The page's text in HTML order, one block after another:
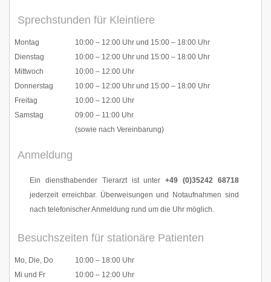
Sprechstunden für Kleintiere
Montag
10:00 – 12:00 Uhr und 15:00 – 18:00 Uhr
Dienstag
10:00 – 12:00 Uhr und 15:00 – 18:00 Uhr
Mittwoch
10:00 – 12:00 Uhr
Donnerstag
10:00 – 12:00 Uhr und 15:00 – 18:00 Uhr
Freitag
10:00 – 12:00 Uhr
Samstag
09:00 – 11:00 Uhr
(sowie nach Vereinbarung)
Anmeldung
Ein diensthabender Tierarzt ist unter+49 (0)35242 68718
jederzeit erreichbar. Überweisungen und Notaufnahmen sind
nach telefonischer Anmeldung rund um die Uhr möglich.
Besuchszeiten für stationäre Patienten
Mo, Die, Do
10:00 – 18:00 Uhr
Mi und Fr
10:00 – 12:00 Uhr